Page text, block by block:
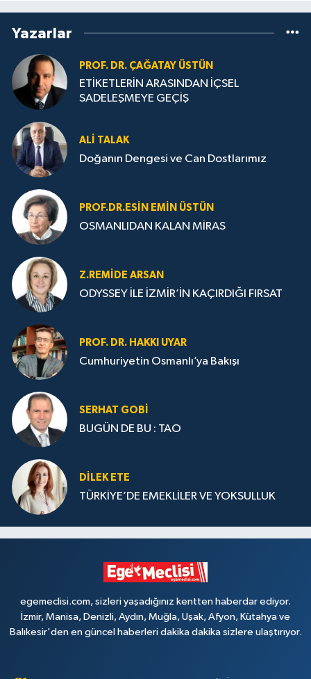
Yazarlar
PROF. DR. ÇAĞATAY ÜSTÜN
ETİKETLERİN ARASINDAN İÇSEL
SADELEŞMEYE GEÇİŞ
ALI TALAK
Doğanın Dengesi ve Can Dostlarımız
PROF.DR.ESIN EMIN ÜSTÜN
OSMANLIDAN KALAN MİRAS
Z.REMIDE ARSAN
ODYSSEY İLE İZMİR’İN KAÇIRDIĞI FIRSAT
PROF. DR. HAKKI UYAR
Cumhuriyetin Osmanlı’ya Bakışı
SERHAT GOBİ
BUGÜN DE BU : TAO
DILEK ETE
TÜRKİYE’DE EMEKLİLER VE YOKSULLUK
egemeclisi.com, sizleri yaşadığınız kentten haberdar ediyor.
İzmir, Manisa, Denizli, Aydın, Muğla, Uşak, Afyon, Kütahya ve
Balıkesir'den en güncel haberleri dakika dakika sizlere ulaştırıyor.